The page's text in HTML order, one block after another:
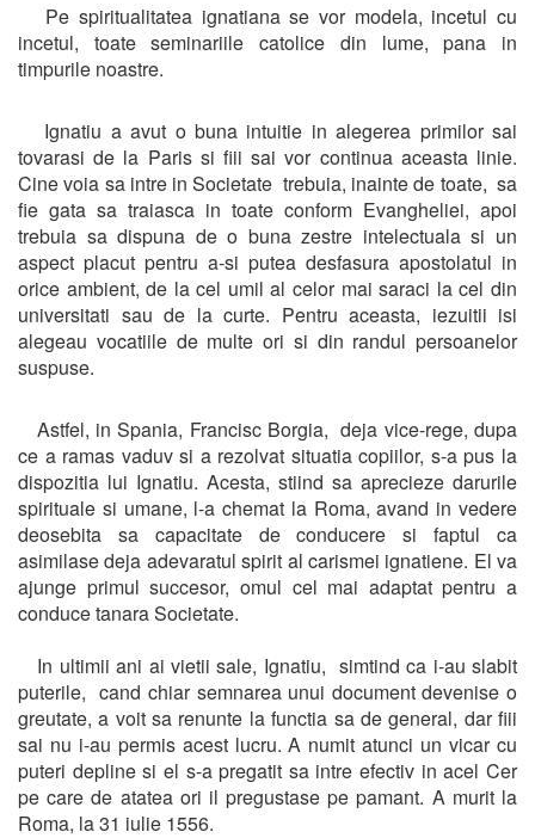
Pe spiritualitatea ignatiana se vor modela, incetul cu
incetul, toate seminariile catolice din lume, pana in
timpurile noastre.
Ignatiu a avut o buna intuitie in alegerea primilor sai
tovarasi de la Paris si fiii sai vor continua aceasta linie.
Cine voia sa intre in Societate trebuia, inainte de toate, sa
fie gata sa traiasca in toate conform Evangheliei, apoi
trebuia sa dispuna de o buna zestre intelectuala si un
aspect placut pentru a-si putea desfasura apostolatul in
orice ambient, de la cel umil al celor mai saraci la cel din
universitati sau de la curte. Pentru aceasta, iezuitii isi
alegeau vocatiile de multe ori si din randul persoanelor
suspuse.
Astfel, in Spania, Francisc Borgia, deja vice-rege, dupa
ce a ramas vaduv si a rezolvat situatia copiilor, s-a pus la
dispozitia lui Ignatiu. Acesta, stiind sa aprecieze darurile
spirituale si umane, l-a chemat la Roma, avand in vedere
deosebita sa capacitate de conducere si faptul ca
asimilase deja adevaratul spirit al carismei ignatiene. El va
ajunge primul succesor, omul cel mai adaptat pentru a
conduce tanara Societate.
In ultimii ani ai vietii sale, Ignatiu, simtind ca i-au slabit
puterile, cand chiar semnarea unui document devenise o
greutate, a voit sa renunte la functia sa de general, dar fiii
sai nu i-au permis acest lucru. A numit atunci un vicar cu
puteri depline si el s-a pregatit sa intre efectiv in acel Cer
pe care de atatea ori il pregustase pe pamant. A murit la
Roma, la 31 iulie 1556.